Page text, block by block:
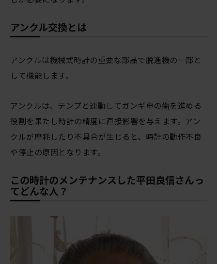
アンクル交換とは
アンクルは機械式時計の重要な部品で脱進機の一部と
して機能します。
アンクルは、テンプと連動してガンギ車の歯を進める
役割を果たし時計の精度に直接影響を与えます。アン
クルが摩耗したり不具合が生じると、時計の動作不良
や停止の原因となります。
この時計のメンテナンスした平田良信さんっ
てどんな人？